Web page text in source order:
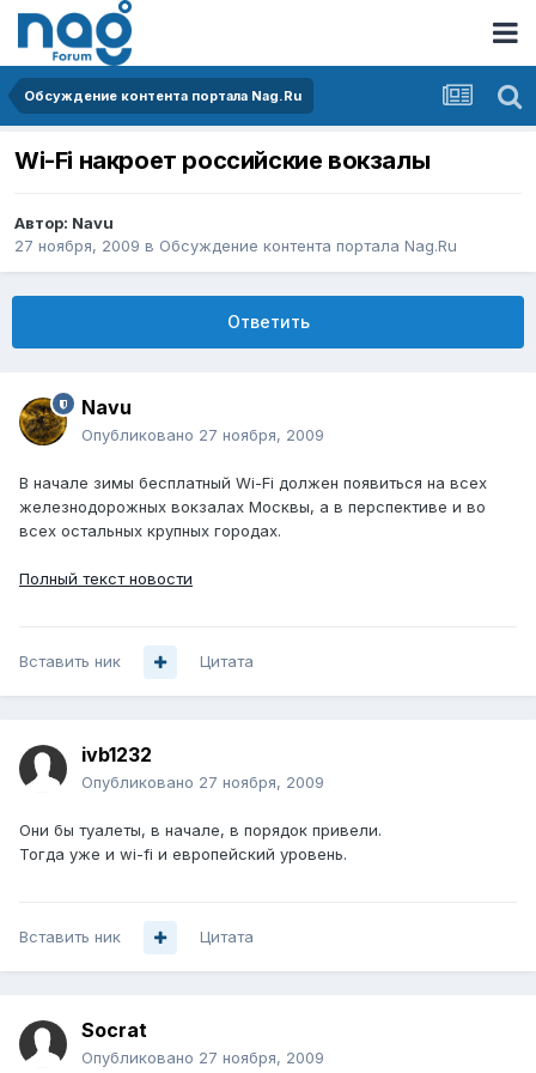
Обсуждение контента портала Nag.Ru
Wi-Fi накроет российские вокзалы
Автор: Navu
27 ноября, 2009 в Обсуждение контента портала Nag.Ru
Ответить
Navu
Опубликовано 27 ноября, 2009
В начале зимы бесплатный Wi-Fi должен появиться на всех
железнодорожных вокзалах Москвы, а в перспективе и во
всех остальных крупных городах.
Полный текст новости
Вставить ник Цитата
ivb1232
Опубликовано 27 ноября, 2009
Они бы туалеты, в начале, в порядок привели.
Тогда уже и wi-fi и европейский уровень.
Вставить ник Цитата
Socrat
Опубликовано 27 ноября, 2009